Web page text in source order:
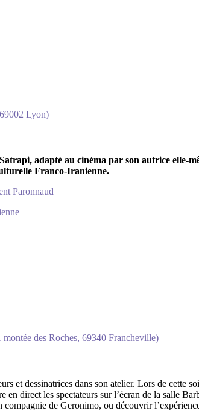
Lyon)
Satrapi, adapté au cinéma par son autrice elle-
Franco-Iranienne.
Paronnaud
des Roches, 69340 Francheville)
et dessinatrices dans son atelier. Lors de cette
en direct les spectateurs sur l’écran de la salle
de Geronimo, ou découvrir